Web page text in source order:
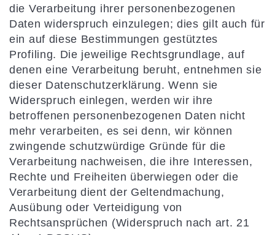
die Verarbeitung ihrer personenbezogenen
Daten widerspruch einzulegen; dies gilt auch für
ein auf diese Bestimmungen gestütztes
Profiling. Die jeweilige Rechtsgrundlage, auf
denen eine Verarbeitung beruht, entnehmen sie
dieser Datenschutzerklärung. Wenn sie
Widerspruch einlegen, werden wir ihre
betroffenen personenbezogenen Daten nicht
mehr verarbeiten, es sei denn, wir können
zwingende schutzwürdige Gründe für die
Verarbeitung nachweisen, die ihre Interessen,
Rechte und Freiheiten überwiegen oder die
Verarbeitung dient der Geltendmachung,
Ausübung oder Verteidigung von
Rechtsansprüchen (Widerspruch nach art. 21